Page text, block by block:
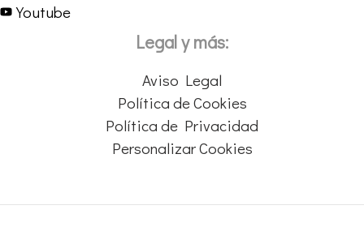
Youtube
Legal y más:
Aviso Legal
Política de Cookies
Política de Privacidad
Personalizar Cookies